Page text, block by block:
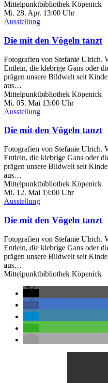
Mittelpunktbibliothek Köpenick
Mi. 28. Apr. 13:00 Uhr
Ausstellung
Die mit den Vögeln tanzt
Fotografien von Stefanie Ulrich.
Entlein, die klebrige Gans oder
prägen unsere Bildwelt seit
aus…
Mittelpunktbibliothek Köpenick
Mi. 05. Mai 13:00 Uhr
Ausstellung
Die mit den Vögeln tanzt
Fotografien von Stefanie Ulrich.
Entlein, die klebrige Gans oder
prägen unsere Bildwelt seit
aus…
Mittelpunktbibliothek Köpenick
Mi. 12. Mai 13:00 Uhr
Ausstellung
Die mit den Vögeln tanzt
Fotografien von Stefanie Ulrich.
Entlein, die klebrige Gans oder
prägen unsere Bildwelt seit
aus…
Mittelpunktbibliothek Köpenick